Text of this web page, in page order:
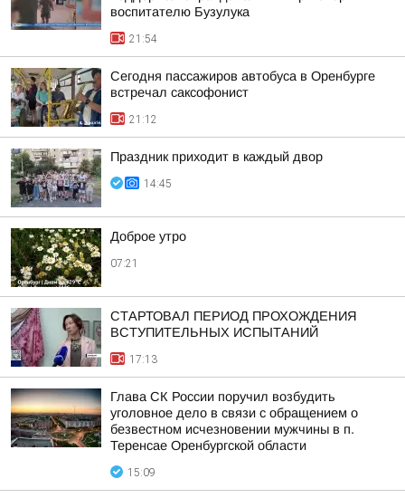
воспитателю Бузулука
21:54
Сегодня пассажиров автобуса в Оренбурге
встречал саксофонист
21:12
Праздник приходит в каждый двор
14:45
Доброе утро
07:21
СТАРТОВАЛ ПЕРИОД ПРОХОЖДЕНИЯ
ВСТУПИТЕЛЬНЫХ ИСПЫТАНИЙ
17:13
Глава СК России поручил возбудить
уголовное дело в связи с обращением о
безвестном исчезновении мужчины в п.
Теренсае Оренбургской области
15:09